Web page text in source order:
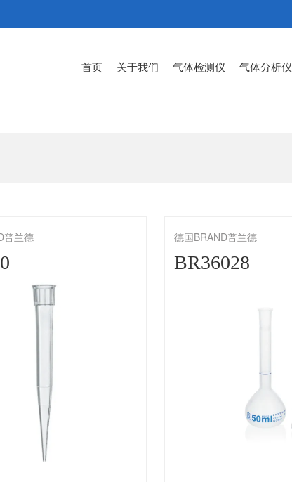
首页 关于我们 气体检测仪 气体分析仪
普兰德 德国BRAND普兰德
BR36028